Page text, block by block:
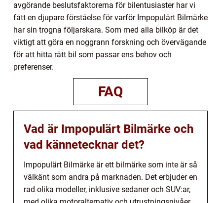
avgörande beslutsfaktorerna för bilentusiaster har vi
fått en djupare förståelse för varför Impopulärt Bilmärke
har sin trogna följarskara. Som med alla bilköp är det
viktigt att göra en noggrann forskning och övervägande
för att hitta rätt bil som passar ens behov och
preferenser.
FAQ
Vad är Impopulärt Bilmärke och
vad kännetecknar det?
Impopulärt Bilmärke är ett bilmärke som inte är så
välkänt som andra på marknaden. Det erbjuder en
rad olika modeller, inklusive sedaner och SUV:ar,